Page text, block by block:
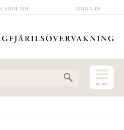
LOGGA IN
ENGLISH